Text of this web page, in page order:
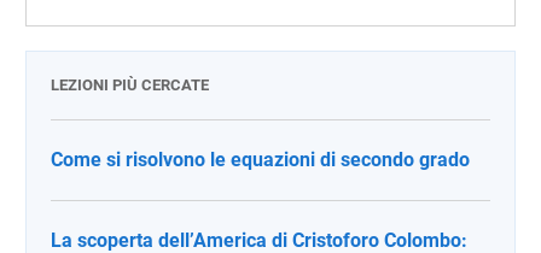
LEZIONI PIÙ CERCATE
Come si risolvono le equazioni di secondo grado
La scoperta dell’America di Cristoforo Colombo: